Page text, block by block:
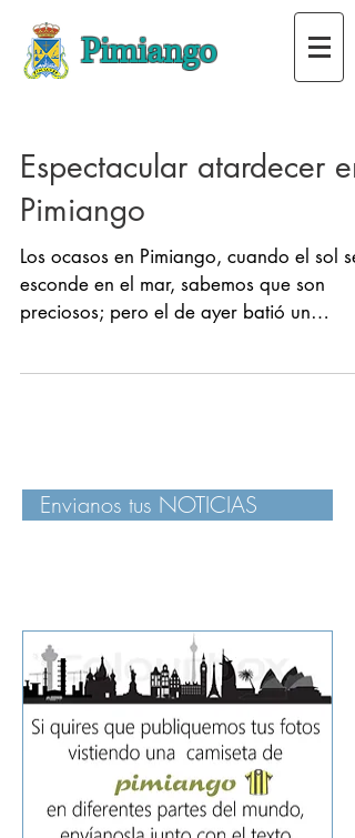
Pimiango
Espectacular atardecer en
Pimiango
Los ocasos en Pimiango, cuando el sol se
esconde en el mar, sabemos que son
preciosos; pero el de ayer batió un
Envianos tus NOTICIAS